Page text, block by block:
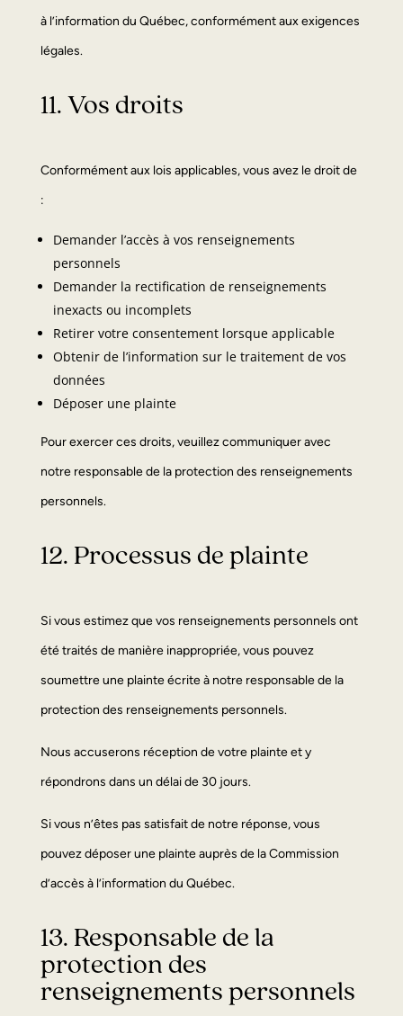
à l’information du Québec, conformément aux exigences
légales.
11. Vos droits
Conformément aux lois applicables, vous avez le droit de
:
Demander l’accès à vos renseignements
personnels
Demander la rectification de renseignements
inexacts ou incomplets
Retirer votre consentement lorsque applicable
Obtenir de l’information sur le traitement de vos
données
Déposer une plainte
Pour exercer ces droits, veuillez communiquer avec
notre responsable de la protection des renseignements
personnels.
12. Processus de plainte
Si vous estimez que vos renseignements personnels ont
été traités de manière inappropriée, vous pouvez
soumettre une plainte écrite à notre responsable de la
protection des renseignements personnels.
Nous accuserons réception de votre plainte et y
répondrons dans un délai de 30 jours.
Si vous n’êtes pas satisfait de notre réponse, vous
pouvez déposer une plainte auprès de la Commission
d’accès à l’information du Québec.
13. Responsable de la
protection des
renseignements personnels